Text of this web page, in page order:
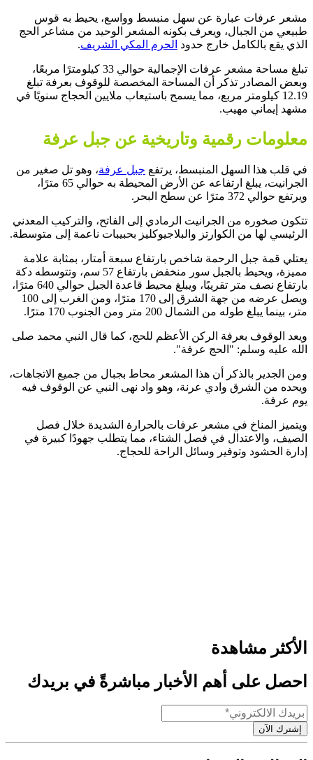
مشعر عرفات عبارة عن سهل منبسط وواسع، يحيط به قوس
طبيعي من الجبال، ويعرف بكونه المشعر الوحيد من مشاعر الحج
الذي يقع بالكامل خارج حدود الحرم المكي الشريف.
تبلغ مساحة مشعر عرفات الإجمالية حوالي 33 كيلومترًا مربعًا،
وبعض المصادر تذكر أن المساحة المخصصة للوقوف بعرفة تبلغ
12.19 كيلومتر مربع، مما يسمح باستيعاب ملايين الحجاج سنويًا في
مشهد إيماني مهيب.
معلومات رقمية وتاريخية عن جبل عرفة
في قلب هذا السهل المنبسط، يرتفع جبل عرفة، وهو تل صغير من
الجرانيت، يبلغ ارتفاعه عن الأرض المحيطة به حوالي 65 مترًا،
ويرتفع حوالي 372 مترًا عن سطح البحر.
تتكون صخوره من الجرانيت الرمادي إلى الفاتح، والتركيب المعدني
الرئيسي لها من الكوارتز والبلاجيوكليز بحبيبات ناعمة إلى متوسطة.
يعتلي قمة جبل الرحمة شاخص بارتفاع سبعة أمتار، بمثابة علامة
مميزة، ويحيط بالجبل سور منخفض بارتفاع 57 سم، وتتوسطه دكة
بارتفاع نصف متر تقريبًا، ويبلغ محيط قاعدة الجبل حوالي 640 مترًا،
ويصل عرضه من جهة الشرق إلى 170 مترًا، ومن الغرب إلى 100
متر، بينما يبلغ طوله من الشمال 200 متر ومن الجنوب 170 مترًا.
ويعد الوقوف بعرفة الركن الأعظم للحج، كما قال النبي محمد صلى
الله عليه وسلم: "الحج عرفة".
ومن الجدير بالذكر أن هذا المشعر محاط بجبال من جميع الاتجاهات،
ويحده من الشرق وادي عرنة، وهو واد نهى النبي عن الوقوف فيه
يوم عرفة.
ويتميز المناخ في مشعر عرفات بالحرارة الشديدة خلال فصل
الصيف، والاعتدال في فصل الشتاء، مما يتطلب جهودًا كبيرة في
إدارة الحشود وتوفير وسائل الراحة للحجاج.
الأكثر مشاهدة
احصل على أهم الأخبار مباشرةً في بريدك
إشترك الآن